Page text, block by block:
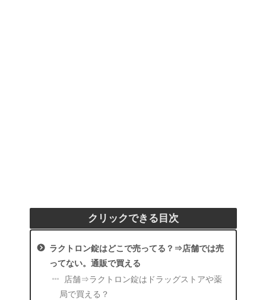
クリックできる目次
ラクトロン錠はどこで売ってる？⇒店舗では売
ってない。通販で買える
店舗⇒ラクトロン錠はドラッグストアや薬
局で買える？